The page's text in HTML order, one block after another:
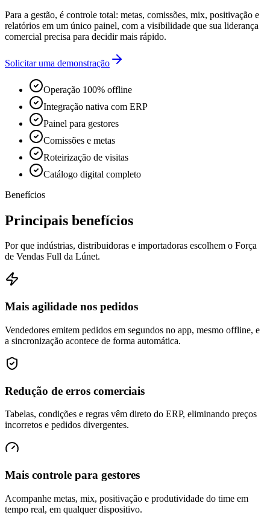
Para a gestão, é controle total: metas, comissões, mix, positivação e
relatórios em um único painel, com a visibilidade que sua liderança
comercial precisa para decidir mais rápido.
Solicitar uma demonstração
Operação 100% offline
Integração nativa com ERP
Painel para gestores
Comissões e metas
Roteirização de visitas
Catálogo digital completo
Benefícios
Principais benefícios
Por que indústrias, distribuidoras e importadoras escolhem o Força
de Vendas Full da Lúnet.
Mais agilidade nos pedidos
Vendedores emitem pedidos em segundos no app, mesmo offline, e
a sincronização acontece de forma automática.
Redução de erros comerciais
Tabelas, condições e regras vêm direto do ERP, eliminando preços
incorretos e pedidos divergentes.
Mais controle para gestores
Acompanhe metas, mix, positivação e produtividade do time em
tempo real, em qualquer dispositivo.